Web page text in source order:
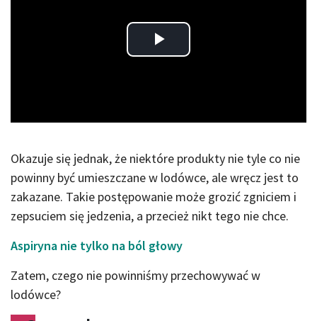
Play
Okazuje się jednak, że niektóre produkty nie tyle co nie
powinny być umieszczane w lodówce, ale wręcz jest to
zakazane. Takie postępowanie może grozić zgniciem i
zepsuciem się jedzenia, a przecież nikt tego nie chce.
Aspiryna nie tylko na ból głowy
Zatem, czego nie powinniśmy przechowywać w
lodówce?